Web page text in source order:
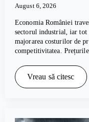
August 6, 2026
Economia României
sectorul industrial, iar tot
majorarea costurilor de
competitivitatea.
Vreau să citesc